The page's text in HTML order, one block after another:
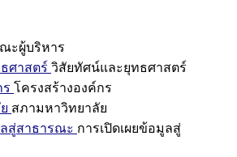
ะผู้บริหาร
ศาสตร์ วิสัยทัศน์และยุทธศาสตร์
ร โครงสร้างองค์กร
สภามหาวิทยาลัย
ลสู่สาธารณะ การเปิดเผยข้อมูลสู่